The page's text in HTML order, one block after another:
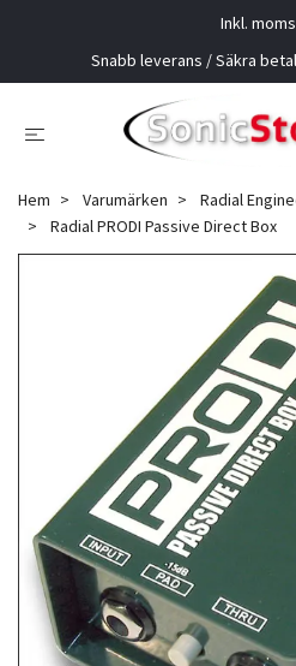
Inkl. moms
Snabb leverans / Säkra
Hem Varumärken Radial
Radial PRODI Passive Direct Box